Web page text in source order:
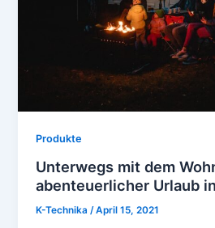
Produkte
Unterwegs mit dem
abenteuerlicher Urlaub
K-Technika/April 15, 2021